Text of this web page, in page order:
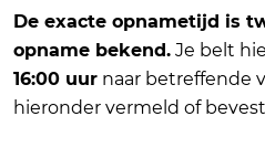
De exacte opnametijd is
opname bekend. Je belt
16:00 uur naar betreffende
hieronder vermeld of